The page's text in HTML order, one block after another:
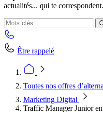
actualités... qui te correspondent.
Être rappelé
Toutes nos offres
Marketing Digital
Traffic Manager Junior